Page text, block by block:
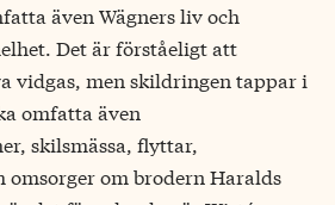
även Wägners liv och
Det är förståeligt att
vidgas, men skildringen tappar i
omfatta även
skilsmässa, flyttar,
omsorger om brodern Haralds